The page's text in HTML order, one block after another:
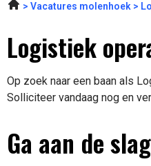
Vacatures molenhoek
Logistiek
Op zoek naar een baan als
Solliciteer vandaag nog en
Ga aan de